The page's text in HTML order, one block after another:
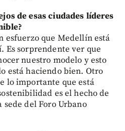
de esas ciudades líderes
esfuerzo que Medellín está
Es sorprendente ver que
nuestro modelo y esto
está haciendo bien. Otro
lo importante que está
es el hecho de
del Foro Urbano